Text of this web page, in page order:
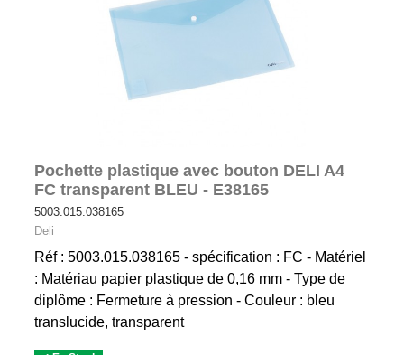
Pochette plastique avec bouton DELI A4
FC transparent BLEU - E38165
5003.015.038165
Deli
Réf : 5003.015.038165 - spécification : FC - Matériel
: Matériau papier plastique de 0,16 mm - Type de
diplôme : Fermeture à pression - Couleur : bleu
translucide, transparent